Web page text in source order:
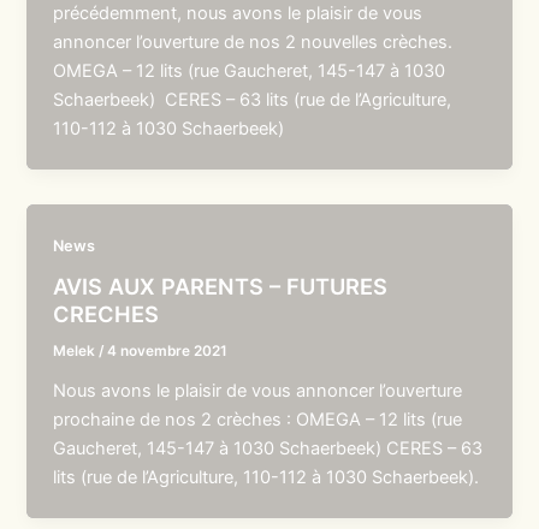
précédemment, nous avons le plaisir de vous
annoncer l’ouverture de nos 2 nouvelles crèches.
OMEGA – 12 lits (rue Gaucheret, 145-147 à 1030
Schaerbeek) CERES – 63 lits (rue de l’Agriculture,
110-112 à 1030 Schaerbeek)
News
AVIS AUX PARENTS – FUTURES
CRECHES
Melek /4 novembre 2021
Nous avons le plaisir de vous annoncer l’ouverture
prochaine de nos 2 crèches : OMEGA – 12 lits (rue
Gaucheret, 145-147 à 1030 Schaerbeek) CERES – 63
lits (rue de l’Agriculture, 110-112 à 1030 Schaerbeek).